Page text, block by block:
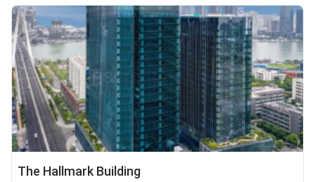
The Hallmark Building